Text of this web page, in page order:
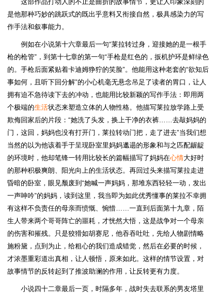
是他那种巧妙的跳跃式的既出乎意料又衔接自然，极具感染力的写
作手法和叙事能力。
例如在小说第十六章最后一句“莱拉转过身，迎接她的是一根手
枪的枪管”，到第十七章的第一句“手枪是红色的，扳机护环是鲜绿色
的。手枪后面紧贴着卡迪姆狰狞的笑脸”。他能用这种老套的“欲知后
事如何，且听下回分解”的小心机毫无悬念吊足了读者的胃口，让人
拥有迫不急待读下去的冲动，也能用比较新颖的写作手法：即用两
个极端的生活状态来塑造立体的人物性格。他描写莱拉放学路上受
欺侮回家后的片段：“她洗了头发，换上干净的衣裤……去敲妈妈的
门，这回，妈妈也没有打开门，莱拉转动门把，走了进去”当我们想
当然的以为他该着手于呈现卧室里妈妈邋遢的形象和与之匹配龌龊
的环境时，他却笔锋一转用比较长的篇幅描写了妈妈在心情大好时
的那种积极爽朗、阳光向上的生活状态。再回过头来描写莱拉走进
昏暗的卧室，眼见颓废到“她喊一声妈妈，那堆东西轻轻一动，发出
一声呻吟”的妈妈，读到这里，我当即为如此优秀懂事的莱拉不幸拥
有这样不负责任的母亲而愤慨、惋惜……一直到后面第十九章，陌
生人带来两个哥哥阵亡的噩耗，才恍然大悟，这是战争对一个母亲
的伤害和摧残。只是狡猾如胡赛尼，他吞吞吐吐，先给人物剧情略
施粉黛，点到为止，给粗心的我们造成错觉，然后在必要的时候，
才浓墨重彩道出真相，让人顿悟，原来如此。这样的情节设置，对
故事情节的反转起到了推波助澜的作用，让反转更有力度。
小说四十二章最后一页，时隔多年，战时失去联系的男友塔里